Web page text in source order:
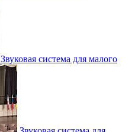
Звуковая система для малого